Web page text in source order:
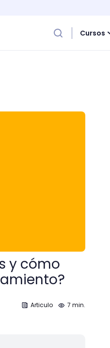
Cursos
de reclutamiento?
y cómo
Articulo 7 min.